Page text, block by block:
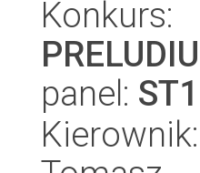
Konkurs:
panel: ST1